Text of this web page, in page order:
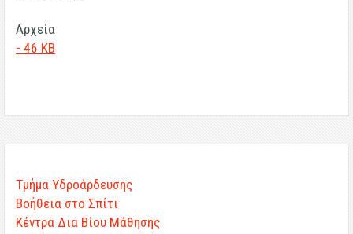
Αρχεία
- 46 KB
Τμήμα Υδροάρδευσης
Βοήθεια στο Σπίτι
Κέντρα Δια Βίου Μάθησης